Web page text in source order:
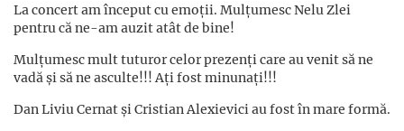
La concert am început cu emoții. Mulțumesc Nelu Zlei
pentru că ne-am auzit atât de bine!
Mulțumesc mult tuturor celor prezenți care au venit să ne
vadă și să ne asculte!!! Ați fost minunați!!!
Dan Liviu Cernat și Cristian Alexievici au fost în mare formă.